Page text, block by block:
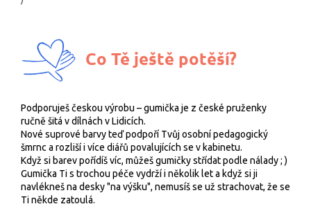
Co Tě ještě potěší?
Podporuješ českou výrobu – gumička je z české pruženky
ručně šitá v dílnách v Lidicích.
Nové suprové barvy teď podpoří Tvůj osobní pedagogický
šmrnc a rozliší i více diářů povalujících se v kabinetu.
Když si barev pořídíš víc, můžeš gumičky střídat podle nálady ; )
Gumička Ti s trochou péče vydrží i několik let a když si ji
navlékneš na desky "na výšku", nemusíš se už strachovat, že se
Ti někde zatoulá.